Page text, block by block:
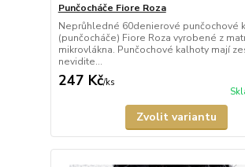
Punčocháče Fiore Roza
Neprůhledné 60denierové punčochové
(punčocháče) Fiore Roza vyrobené z
mikrovlákna. Punčochové kalhoty mají
nevidite...
247 Kč/ks
Zvolit variantu